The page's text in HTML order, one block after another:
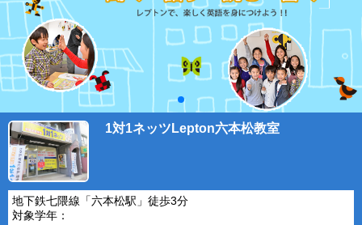
1対1ネッツLepton六本松教室
地下鉄七隈線「六本松駅」徒歩3分
対象学年：